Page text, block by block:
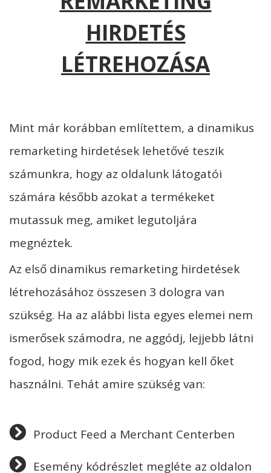
HIRDETÉS
LÉTREHOZÁSA
Mint már korábban említettem, a dinamikus
remarketing hirdetések lehetővé teszik
számunkra, hogy az oldalunk látogatói
számára később azokat a termékeket
mutassuk meg, amiket legutoljára
megnéztek.
Az első dinamikus remarketing hirdetések
létrehozásához összesen 3 dologra van
szükség. Ha az alábbi lista egyes elemei nem
ismerősek számodra, ne aggódj, lejjebb látni
fogod, hogy mik ezek és hogyan kell őket
használni. Tehát amire szükség van:
Product Feed a Merchant Centerben
Esemény kódrészlet megléte az oldalon